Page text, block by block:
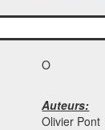
O
Auteurs:
Olivier Pont